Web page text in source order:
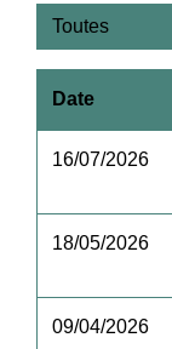
Toutes
Date
16/07/2026
18/05/2026
09/04/2026